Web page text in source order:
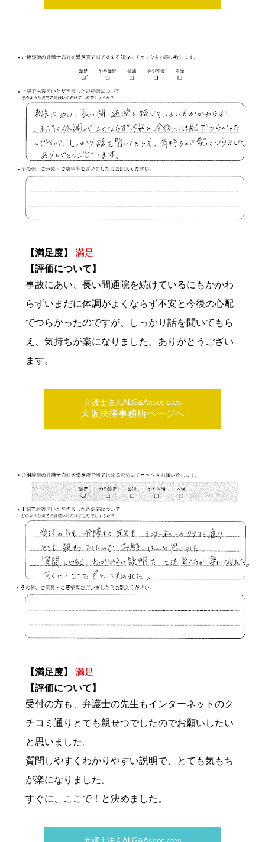
【満足度】
満足
【評価について】
事故にあい、長い間通院を続けているにもかかわ
らずいまだに体調がよくならず不安と今後の心配
でつらかったのですが、しっかり話を聞いてもら
え、気持ちが楽になりました。ありがとうござい
ます。
弁護士法人ALG&Associates
大阪法律事務所ページへ
【満足度】
満足
【評価について】
受付の方も、弁護士の先生もインターネットのク
チコミ通りとても親せつでしたのでお願いしたい
と思いました。
質問しやすくわかりやすい説明で、とても気もち
が楽になりました。
すぐに、ここで！と決めました。